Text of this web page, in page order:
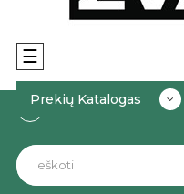
Toggle
navigation
☰
Kaip Užsakyti?
Prekių Katalogas